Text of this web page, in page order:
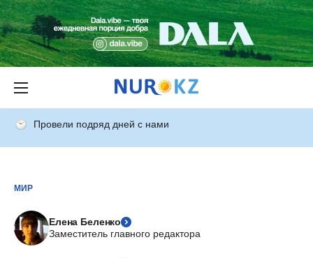
Провели подряд дней с нами
МИР
Елена Беленко
Заместитель главного редактора